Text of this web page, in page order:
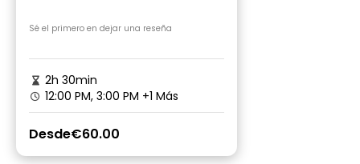
ambiente veraniego
Sé el primero en dejar una reseña
2h 30min
12:00 PM, 3:00 PM +1 Más
Desde€60.00